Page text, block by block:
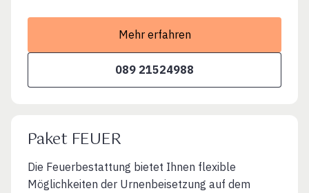
Mehr erfahren
089 21524988
Paket FEUER
Die Feuerbestattung bietet Ihnen flexible
Möglichkeiten der Urnenbeisetzung auf dem